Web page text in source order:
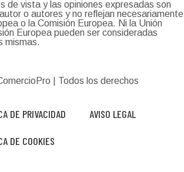
de vista y las opiniones expresadas son
o autores y no reflejan necesariamente
o la Comisión Europea. Ni la Unión
Europea pueden ser consideradas
mismas.
| Todos los derechos
DE PRIVACIDAD AVISO LEGAL
DE COOKIES